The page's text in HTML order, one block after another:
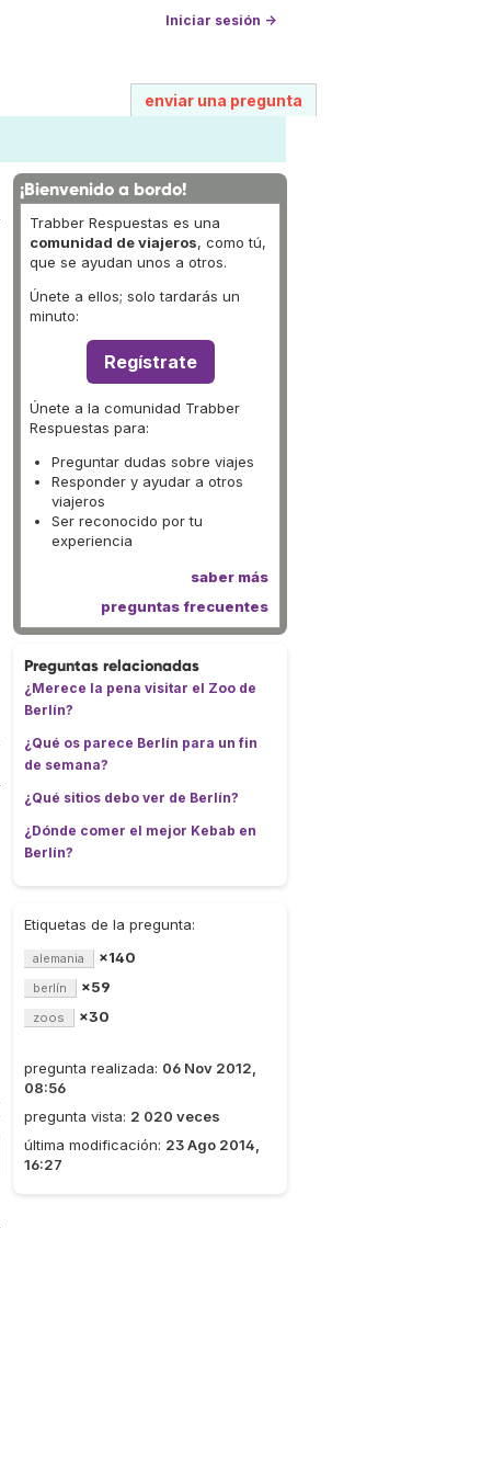
Iniciar sesión →
enviar una pregunta
¡Bienvenido a bordo!
Trabber Respuestas es una
comunidad de viajeros, como tú,
que se ayudan unos a otros.
Únete a ellos; solo tardarás un
minuto:
Regístrate
Únete a la comunidad Trabber
Respuestas para:
Preguntar dudas sobre viajes
Responder y ayudar a otros
viajeros
Ser reconocido por tu
experiencia
saber más
preguntas frecuentes
Preguntas relacionadas
¿Merece la pena visitar el Zoo de
Berlín?
¿Qué os parece Berlín para un fin
de semana?
¿Qué sitios debo ver de Berlín?
¿Dónde comer el mejor Kebab en
Berlín?
Etiquetas de la pregunta:
alemania ×140
berlín ×59
zoos ×30
pregunta realizada: 06 Nov 2012,
08:56
pregunta vista: 2 020 veces
última modificación: 23 Ago 2014,
16:27